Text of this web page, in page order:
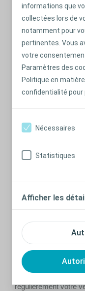
informations que
collectées lors de
notamment pour
pertinentes. Vous
votre
Paramètres des
Politique en
confidentialité pour
Nécessaires
Statistiques
Afficher les
Conseils pour
L’intimité, la
facteurs qui vous
l’extérieur.
Pourquoi
vessie?
Découvrez ce qui
régulièrement votre